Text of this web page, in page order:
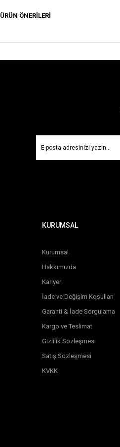
ÜRÜN ÖNERILERI
KURUMSAL
Kurumsal
Hakkımızda
Kariyer
İade ve Değişim Koşulları
Garanti & İade Sorgulama
Kargo ve Teslimat
Gizlilik Sözleşmesi
Satış Sözleşmesi
KVKK